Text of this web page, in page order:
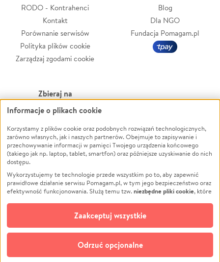
RODO - Kontrahenci
Kontakt
Porównanie serwisów
Polityka plików cookie
Zarządzaj zgodami cookie
Blog
Dla NGO
Fundacja Pomagam.pl
Zbieraj na
Leczenie
Zwierzęta
Pożar
Ukraina
Pomoc Finansowa
Projekty
Pogrzeb
Społeczność lokalna
Kultura
Powódź
Wichura
NGO
Edukacja
Podróż
Impreza
Ochrona środowiska
Biznes
Informacje o plikach cookie
Korzystamy z plików cookie oraz podobnych rozwiązań technologicznych,
zarówno własnych, jak i naszych partnerów. Obejmuje to zapisywanie i
przechowywanie informacji w pamięci Twojego urządzenia końcowego
(takiego jak np. laptop, tablet, smartfon) oraz późniejsze uzyskiwanie do nich
dostępu.
Wykorzystujemy te technologie przede wszystkim po to, aby zapewnić
prawidłowe działanie serwisu Pomagam.pl, w tym jego bezpieczeństwo oraz
efektywność funkcjonowania. Służą temu tzw.niezbędne pliki cookie, które
opcjonalnych plików cookie
technologii do celów analitycznych i retargetingowych. Możesz wyrazić
zgodę na ich stosowanie lub jej odmówić. W dowolnym momencie masz
możliwość zmiany swoich preferencji na stronie „Zarządzaj zgodami cookie”,
do której link znajdziesz w stopce serwisu Pomagam.pl. Opcjonalne pliki
cookie wykorzystywane są w następujących celach:
Odrzuć opcjonalne
Zaakceptuj wszystkie